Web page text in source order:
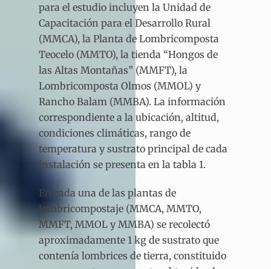
para el estudio incluyen la Unidad de
Capacitación para el Desarrollo Rural
(MMCA), la Planta de Lombricomposta
Teocelo (MMTO), la tienda “Hongos de
las Altas Montañas” (MMFT), la
Lombricomposta Olmos (MMOL) y
Rancho Balam (MMBA). La información
correspondiente a la ubicación, altitud,
condiciones climáticas, rango de
temperatura y sustrato principal de cada
instalación se presenta en la tabla 1.
En cada una de las plantas de
lombricompostaje (MMCA, MMTO,
MMFT, MMOL y MMBA) se recolectó
aproximadamente 1 kg de sustrato que
contenía lombrices de tierra, constituido